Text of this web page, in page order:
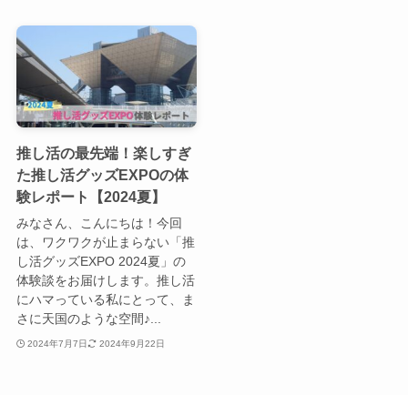
推し活の最先端！楽しすぎ
た推し活グッズEXPOの体
験レポート【2024夏】
みなさん、こんにちは！今回
は、ワクワクが止まらない「推
し活グッズEXPO 2024夏」の
体験談をお届けします。推し活
にハマっている私にとって、ま
さに天国のような空間♪...
2024年7月7日 2024年9月22日